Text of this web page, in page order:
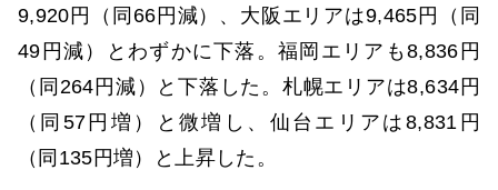
9,920円（同66円減）、大阪エリアは9,465円（同
49円減）とわずかに下落。福岡エリアも8,836円
（同264円減）と下落した。札幌エリアは8,634円
（同57円増）と微増し、仙台エリアは8,831円
（同135円増）と上昇した。